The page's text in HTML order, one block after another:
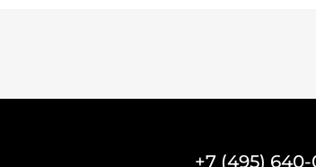
+7 (495) 640-